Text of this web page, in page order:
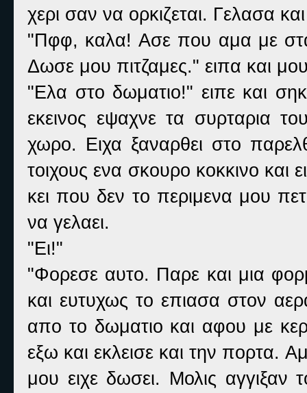
χερι σαν να ορκιζεται. Γελασα
"Πφφ, καλα! Ασε που αμα με
Δωσε μου πιτζαμες." ειπα και
"Ελα στο δωματιο!" ειπε και
εκεινος εψαχνε τα συρταρια
χωρο. Ειχα ξαναρθει στο
τοιχους ενα σκουρο κοκκινο και
κει που δεν το περιμενα μου
να γελαει.
"Ει!"
"Φορεσε αυτο. Παρε και μια
και ευτυχως το επιασα στον
απο το δωματιο και αφου με
εξω και εκλεισε και την πορτα.
μου ειχε δωσει. Μολις αγγιξαν